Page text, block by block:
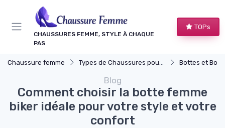
CHAUSSURES FEMME, STYLE À CHAQUE
PAS
TOPs
Chaussure femme Types de Chaussures pour Femmes Bottes et
Blog
Comment choisir la botte femme
biker idéale pour votre style et votre
confort
Panneau de gestion des cookies